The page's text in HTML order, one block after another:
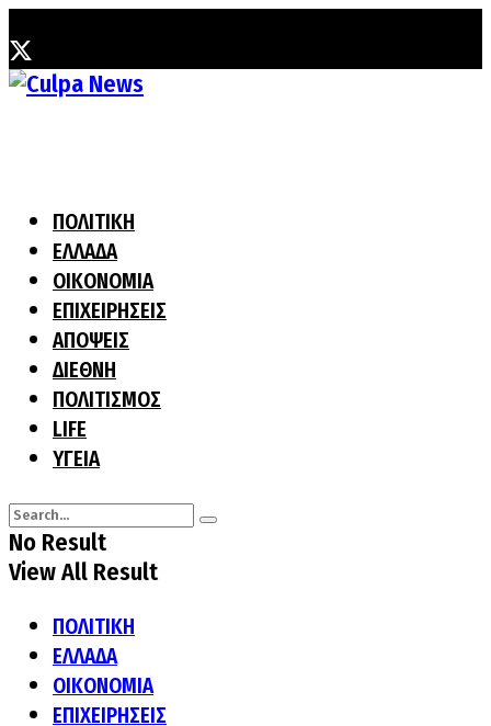
ΠΟΛΙΤΙΚΗ
ΕΛΛΑΔΑ
ΟΙΚΟΝΟΜΙΑ
ΕΠΙΧΕΙΡΗΣΕΙΣ
ΑΠΟΨΕΙΣ
ΔΙΕΘΝΗ
ΠΟΛΙΤΙΣΜΟΣ
LIFE
ΥΓΕΙΑ
No Result
View All Result
ΠΟΛΙΤΙΚΗ
ΕΛΛΑΔΑ
ΟΙΚΟΝΟΜΙΑ
ΕΠΙΧΕΙΡΗΣΕΙΣ